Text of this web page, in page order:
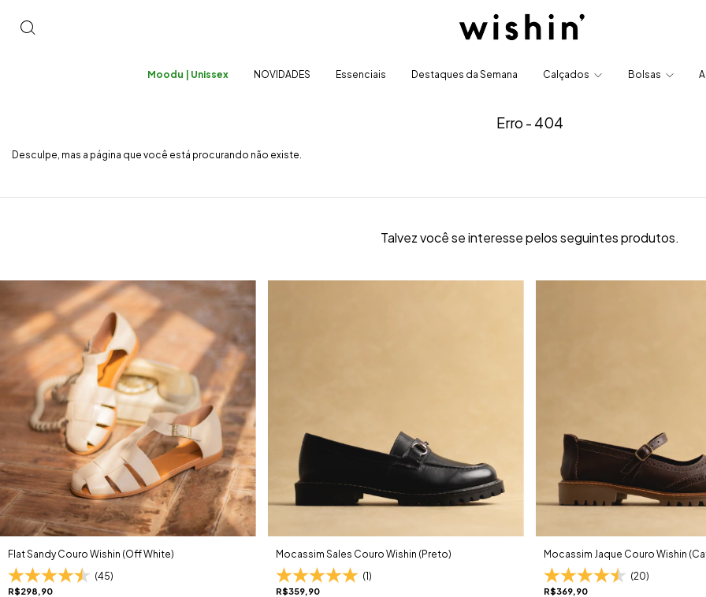
Moodu | Unissex NOVIDADES Essenciais Destaques da Semana Calçados Bolsas
Erro - 404
Desculpe, mas a página que você está procurando não existe.
Talvez você se interesse pelos seguintes produtos.
Flat Sandy Couro Wishin (Off White)
(45)
R$298,90
Mocassim Sales Couro Wishin (Preto)
(1)
R$359,90
Mocassim Jaque Couro Wishin
(20)
R$369,90